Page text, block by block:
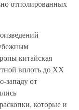
отполированных
китайская
вплоть до ХХ
западу от
которые и